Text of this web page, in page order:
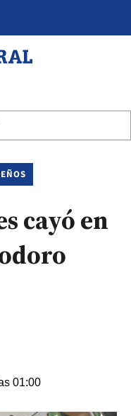
cayó en
01:00